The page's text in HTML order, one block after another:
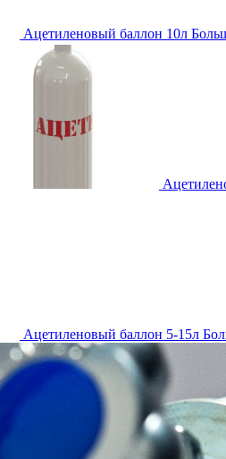
Ацетиленовый баллон 10л
Ацетиленовый баллон 5-15л